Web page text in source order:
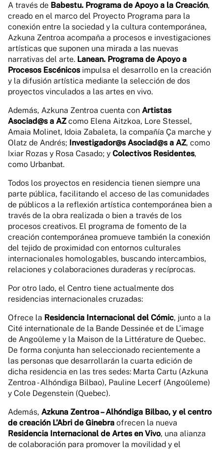
A través de Babestu. Programa de Apoyo a la Creación,
creado en el marco del Proyecto Programa para la
conexión entre la sociedad y la cultura contemporánea,
Azkuna Zentroa acompaña a procesos e investigaciones
artísticas que suponen una mirada a las nuevas
narrativas del arte. Lanean. Programa de Apoyo a
Procesos Escénicos impulsa el desarrollo en la creación
y la difusión artística mediante la selección de dos
proyectos vinculados a las artes en vivo.
Además, Azkuna Zentroa cuenta con Artistas
Asociad@s a AZcomo Elena Aitzkoa, Lore Stessel,
Amaia Molinet, Idoia Zabaleta, la compañía Ça marche y
Olatz de Andrés; Investigador@s Asociad@s a AZ, como
Ixiar Rozas y Rosa Casado; y Colectivos Residentes,
como Urbanbat.
Todos los proyectos en residencia tienen siempre una
parte pública, facilitando el acceso de las comunidades
de públicos a la reflexión artística contemporánea bien a
través de la obra realizada o bien a través de los
procesos creativos. El programa de fomento de la
creación contemporánea promueve también la conexión
del tejido de proximidad con entornos culturales
internacionales homologables, buscando intercambios,
relaciones y colaboraciones duraderas y recíprocas.
Por otro lado, el Centro tiene actualmente dos
residencias internacionales cruzadas:
Ofrece la Residencia Internacional del Cómic, junto a la
Cité internationale de la Bande Dessinée et de L’image
de Angoûleme y la Maison de la Littérature de Quebec.
De forma conjunta han seleccionado recientemente a
las personas que desarrollarán la cuarta edición de
dicha residencia en las tres sedes: Marta Cartu (Azkuna
Zentroa - Alhóndiga Bilbao), Pauline Lecerf (Angoûleme)
y Cole Degenstein (Quebec).
Además, Azkuna Zentroa – Alhóndiga Bilbao, y el centro
de creación L’Abri de Ginebra ofrecen la nueva
Residencia Internacional de Artes en Vivo, una alianza
de colaboración para promover la movilidad y el